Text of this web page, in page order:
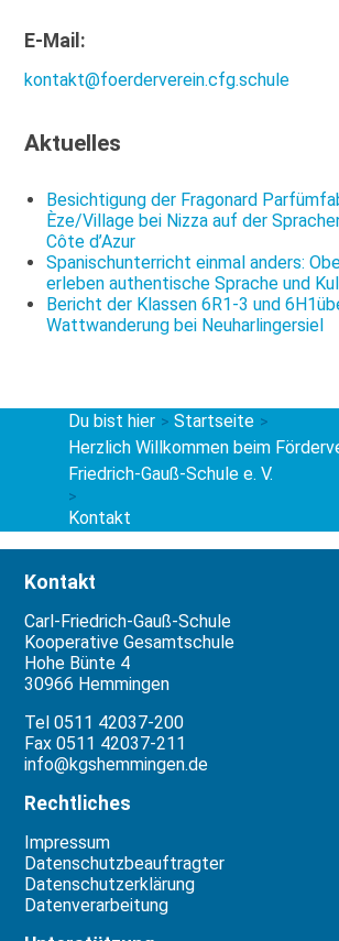
E-Mail:
kontakt@foerderverein.cfg.schule
Aktuelles
Besichtigung der Fragonard
Èze/Village bei Nizza auf der
Côte d’Azur
Spanischunterricht einmal anders:
erleben authentische Sprache und
Bericht der Klassen 6R1-3 und
Wattwanderung bei Neuharlingersiel
Du bist hier > Startseite >
Herzlich Willkommen beim
Friedrich-Gauß-Schule e. V.
>
Kontakt
Kontakt
Carl-Friedrich-Gauß-Schule
Kooperative Gesamtschule
Hohe Bünte 4
30966 Hemmingen
Tel 0511 42037-200
Fax 0511 42037-211
info@kgshemmingen.de
Rechtliches
Impressum
Datenschutzbeauftragter
Datenschutzerklärung
Datenverarbeitung